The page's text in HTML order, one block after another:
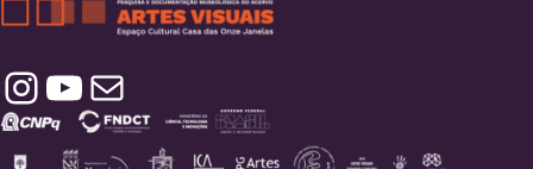
Instagram YouTube Contatos